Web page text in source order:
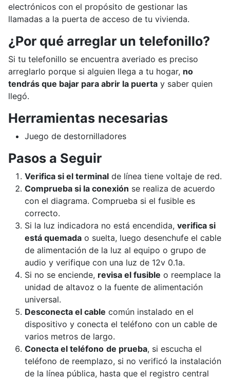
electrónicos con el propósito de gestionar las
llamadas a la puerta de acceso de tu vivienda.
¿Por qué arreglar un telefonillo?
Si tu telefonillo se encuentra averiado es preciso
arreglarlo porque si alguien llega a tu hogar, no
tendrás que bajar para abrir la puerta y saber quien
llegó.
Herramientas necesarias
Juego de destornilladores
Pasos a Seguir
Verifica si el terminal de línea tiene voltaje de red.
Comprueba si la conexión se realiza de acuerdo
con el diagrama. Comprueba si el fusible es
correcto.
Si la luz indicadora no está encendida, verifica si
está quemada o suelta, luego desenchufe el cable
de alimentación de la luz al equipo o grupo de
audio y verifique con una luz de 12v 0.1a.
Si no se enciende, revisa el fusible o reemplace la
unidad de altavoz o la fuente de alimentación
universal.
Desconecta el cable común instalado en el
dispositivo y conecta el teléfono con un cable de
varios metros de largo.
Conecta el teléfono de prueba, si escucha el
teléfono de reemplazo, si no verificó la instalación
de la línea pública, hasta que el registro central